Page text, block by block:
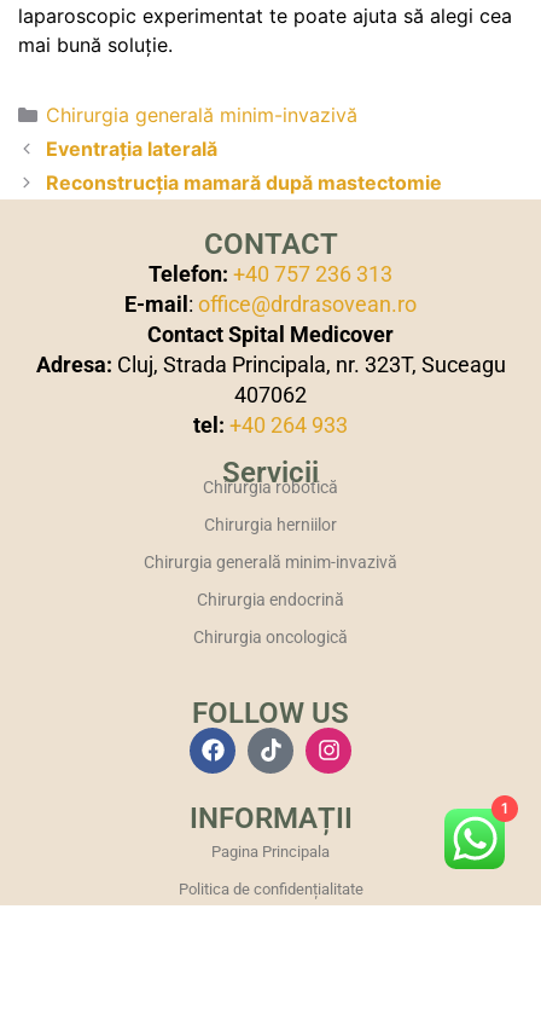
laparoscopic experimentat te poate ajuta să alegi cea
mai bună soluție.
Chirurgia generală minim-invazivă
Eventrația laterală
Reconstrucția mamară după mastectomie
CONTACT
Telefon: +40 757 236 313
E-mail: office@drdrasovean.ro
Contact Spital Medicover
Adresa: Cluj, Strada Principala, nr. 323T, Suceagu
407062
tel: +40 264 933
Servicii
Chirurgia robotică
Chirurgia herniilor
Chirurgia generală minim-invazivă
Chirurgia endocrină
Chirurgia oncologică
FOLLOW US
INFORMAȚII
Pagina Principala
Politica de confidențialitate
1